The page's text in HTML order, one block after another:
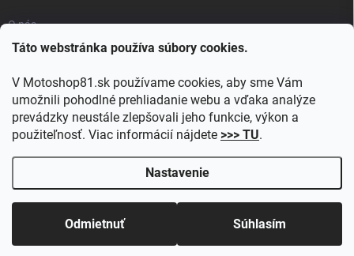
Táto webstránka používa súbory cookies.
V Motoshop81.sk používame cookies, aby sme Vám
umožnili pohodlné prehliadanie webu a vďaka analýze
prevádzky neustále zlepšovali jeho funkcie, výkon a
použiteľnosť. Viac informácií nájdete >>> TU.
Nastavenie
Odmietnuť Súhlasím
O nás
Doprava a platba
Blog
Obľúbené kategórie
Vytvoril Shoptet
Copyright 2026Motoshop81.sk. Všetky práva vyhradené.Upraviť